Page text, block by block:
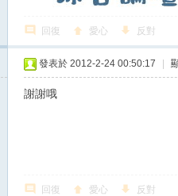
回復 愛心 反對
發表於 2012-2-24 00:50:17
謝謝哦
回復 愛心 反對